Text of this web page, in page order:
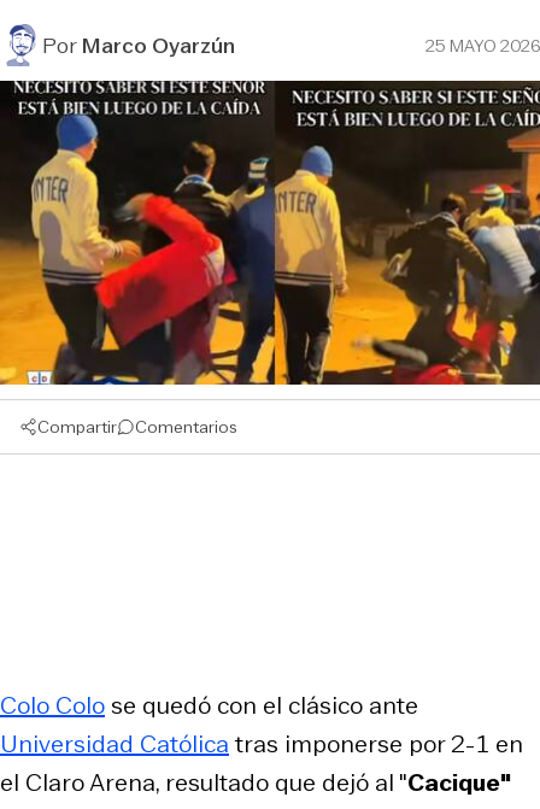
PorMarco Oyarzún 25 MAYO 2026
Compartir Comentarios
Colo Colose quedó con el clásico ante
Universidad Católicatras imponerse por 2-1 en
el Claro Arena, resultado que dejó al "Cacique"